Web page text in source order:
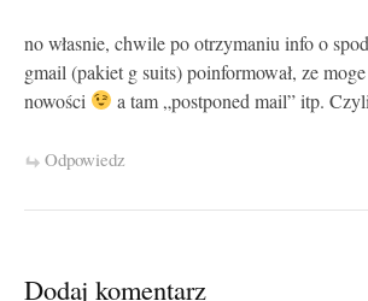
no własnie, chwile po otrzymaniu info o
gmail (pakiet g suits) poinformował, ze
nowości
a tam „postponed mail” itp.
Odpowiedz
Dodaj komentarz